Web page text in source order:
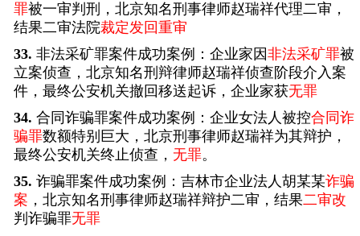
罪被一审判刑，北京知名刑事律师赵瑞祥代理二审，
结果二审法院裁定发回重审
33. 非法采矿罪案件成功案例：企业家因非法采矿罪被
立案侦查，北京知名刑辩律师赵瑞祥侦查阶段介入案
件，最终公安机关撤回移送起诉，企业家获无罪
34. 合同诈骗罪案件成功案例：企业女法人被控合同诈
骗罪数额特别巨大，北京刑事律师赵瑞祥为其辩护，
最终公安机关终止侦查， 无罪。
35. 诈骗罪案件成功案例：吉林市企业法人胡某某诈骗
案 ，北京知名刑事律师赵瑞祥辩护二审，结果二审改
判诈骗罪无罪